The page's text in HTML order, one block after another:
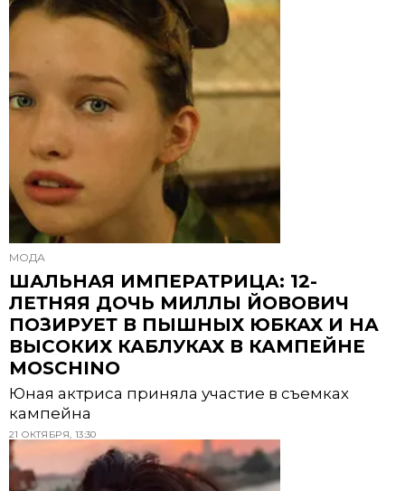
МОДА
ШАЛЬНАЯ ИМПЕРАТРИЦА: 12-
ЛЕТНЯЯ ДОЧЬ МИЛЛЫ ЙОВОВИЧ
ПОЗИРУЕТ В ПЫШНЫХ ЮБКАХ И НА
ВЫСОКИХ КАБЛУКАХ В КАМПЕЙНЕ
MOSCHINO
Юная актриса приняла участие в съемках
кампейна
21 ОКТЯБРЯ, 13:30